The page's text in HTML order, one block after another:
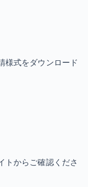
様式をダウンロード
トからご確認くださ